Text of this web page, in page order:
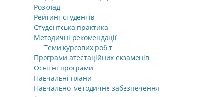
Розклад
Рейтинг студентів
Студентська практика
Методичні рекомендації
Теми курсових робіт
Програми атестаційних екзаменів
Освітні програми
Навчальні плани
Навчально-методичне забезпечення